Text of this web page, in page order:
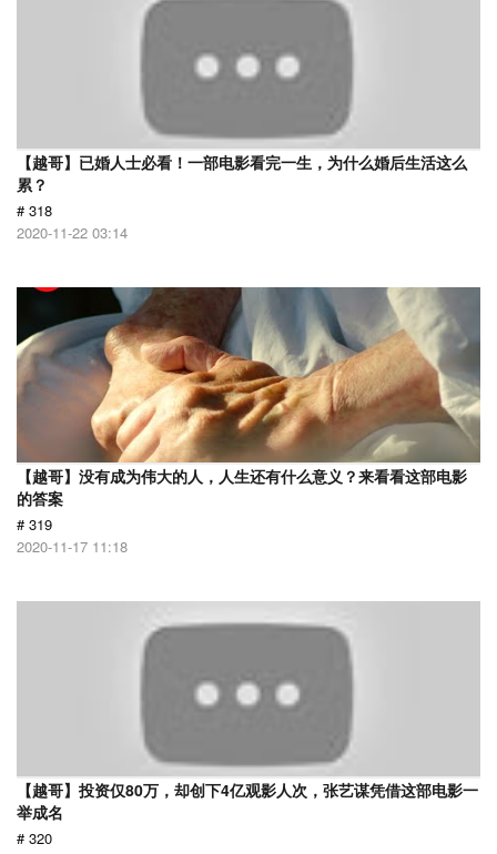
【越哥】已婚人士必看！一部电影看完一生，为什么婚后生活这么
累？
# 318
2020-11-22 03:14
【越哥】没有成为伟大的人，人生还有什么意义？来看看这部电影
的答案
# 319
2020-11-17 11:18
【越哥】投资仅80万，却创下4亿观影人次，张艺谋凭借这部电影一
举成名
# 320